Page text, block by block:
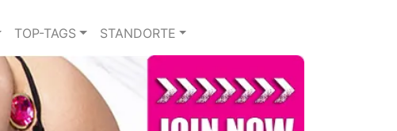
TOP-TAGS STANDORTE